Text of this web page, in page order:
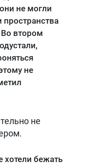
не могли
втором
не
не
хотели бежать